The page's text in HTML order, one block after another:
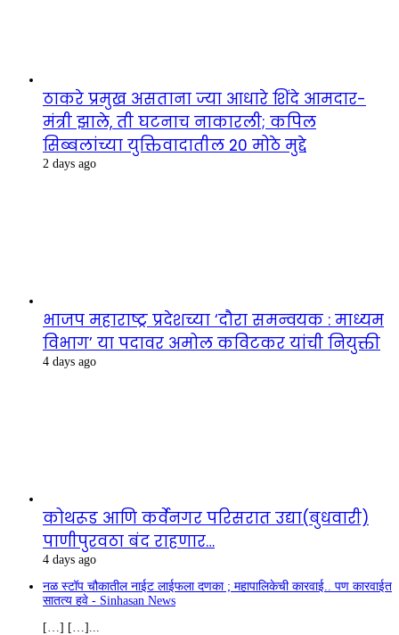
ठाकरे प्रमुख असताना ज्या आधारे शिंदे आमदार-
मंत्री झाले, ती घटनाच नाकारली; कपिल
सिब्बलांच्या युक्तिवादातील 20 मोठे मुद्दे
2 days ago
भाजप महाराष्ट्र प्रदेशच्या ‘दौरा समन्वयक : माध्यम
विभाग’ या पदावर अमोल कविटकर यांची नियुक्ती
4 days ago
कोथरूड आणि कर्वेनगर परिसरात उद्या(बुधवारी)
पाणीपुरवठा बंद राहणार…
4 days ago
नळ स्टॉप चौकातील नाईट लाईफला दणका ; महापालिकेची कारवाई.. पण कारवाईत
सातत्य हवे - Sinhasan News
[…] […]...